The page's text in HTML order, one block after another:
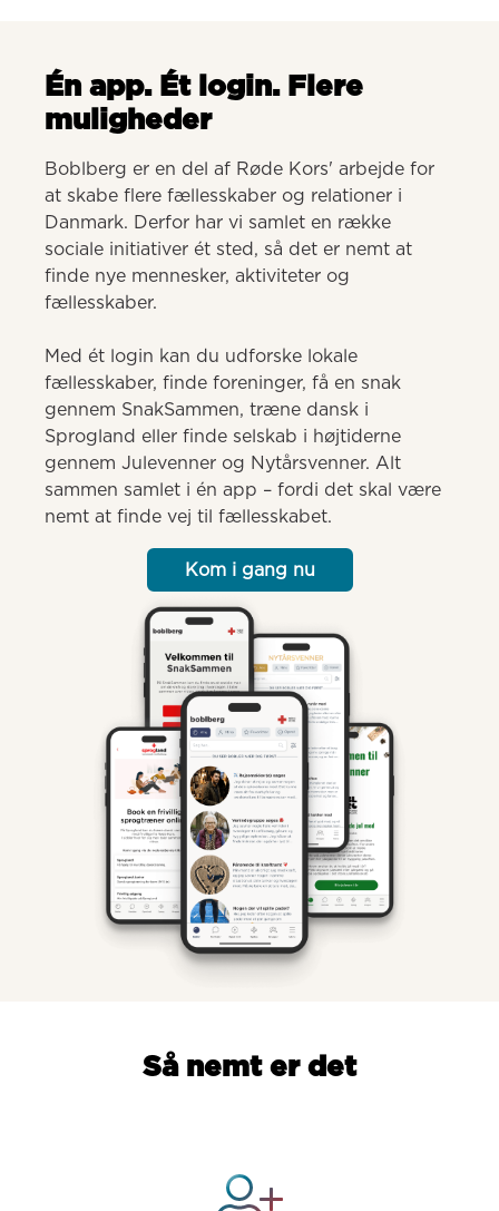
Én app. Ét login. Flere
muligheder
Boblberg er en del af Røde Kors' arbejde for
at skabe flere fællesskaber og relationer i
Danmark. Derfor har vi samlet en række
sociale initiativer ét sted, så det er nemt at
finde nye mennesker, aktiviteter og
fællesskaber.
Med ét login kan du udforske lokale
fællesskaber, finde foreninger, få en snak
gennem SnakSammen, træne dansk i
Sprogland eller finde selskab i højtiderne
gennem Julevenner og Nytårsvenner. Alt
sammen samlet i én app – fordi det skal være
nemt at finde vej til fællesskabet.
Kom i gang nu
Så nemt er det